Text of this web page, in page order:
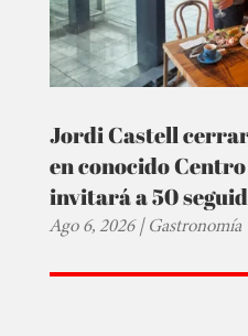
Jordi Castell
en conocido
invitará a 50
Ago 6, 2026|Gastronomía